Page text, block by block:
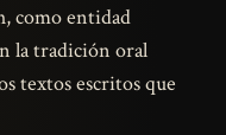
como entidad
la tradición oral
textos escritos que